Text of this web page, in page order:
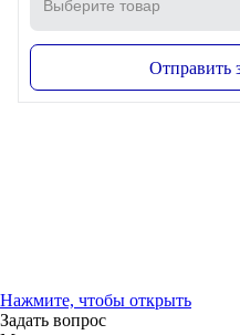
Отправить
Нажмите, чтобы открыть
Задать вопрос